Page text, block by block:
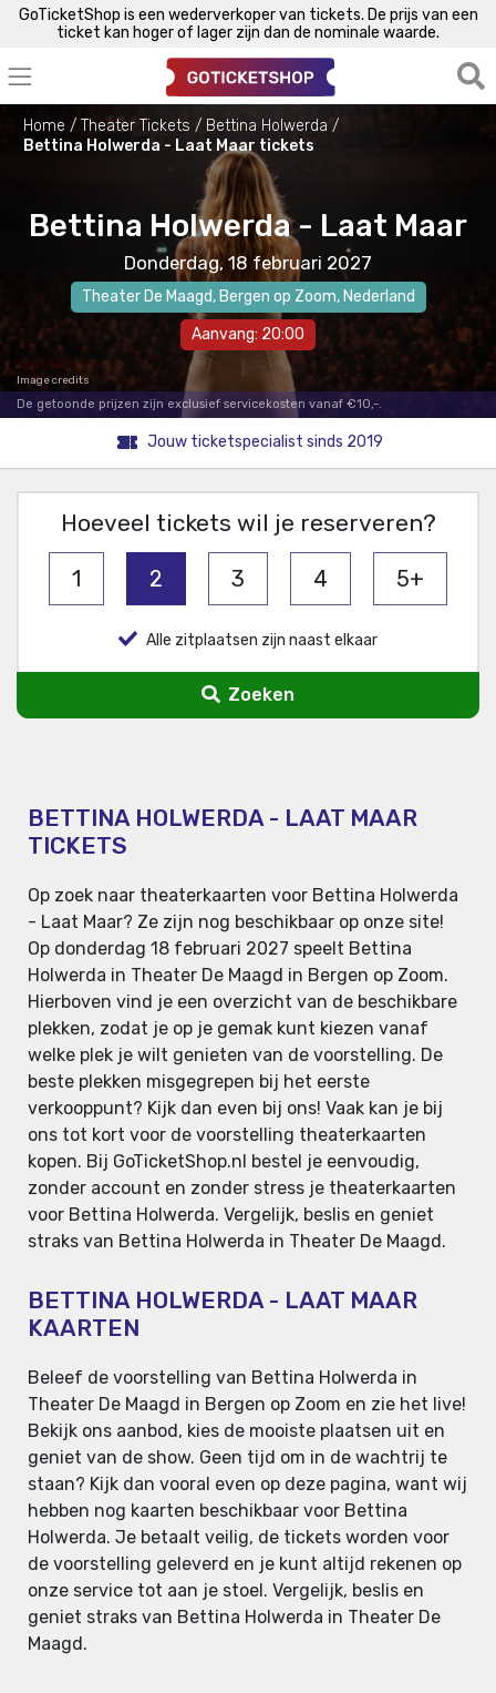
GoTicketShop is een wederverkoper van tickets. De prijs van een
ticket kan hoger of lager zijn dan de nominale waarde.
Home Theater Tickets
Bettina Holwerda
Bettina Holwerda - Laat Maar tickets
Bettina Holwerda - Laat Maar
Donderdag, 18 februari 2027
Theater De Maagd, Bergen op Zoom, Nederland
Aanvang: 20:00
Image credits
De getoonde prijzen zijn exclusief servicekosten vanaf €10,-.
Jouw ticketspecialist sinds 2019
Hoeveel tickets wil je reserveren?
1 2 3 4 5+
Alle zitplaatsen zijn naast elkaar
Zoeken
BETTINA HOLWERDA - LAAT MAAR
TICKETS
Op zoek naar theaterkaarten voor Bettina Holwerda
- Laat Maar? Ze zijn nog beschikbaar op onze site!
Op donderdag 18 februari 2027 speelt Bettina
Holwerda in Theater De Maagd in Bergen op Zoom.
Hierboven vind je een overzicht van de beschikbare
plekken, zodat je op je gemak kunt kiezen vanaf
welke plek je wilt genieten van de voorstelling. De
beste plekken misgegrepen bij het eerste
verkooppunt? Kijk dan even bij ons! Vaak kan je bij
ons tot kort voor de voorstelling theaterkaarten
kopen. Bij GoTicketShop.nl bestel je eenvoudig,
zonder account en zonder stress je theaterkaarten
voor Bettina Holwerda. Vergelijk, beslis en geniet
straks van Bettina Holwerda in Theater De Maagd.
BETTINA HOLWERDA - LAAT MAAR
KAARTEN
Beleef de voorstelling van Bettina Holwerda in
Theater De Maagd in Bergen op Zoom en zie het live!
Bekijk ons aanbod, kies de mooiste plaatsen uit en
geniet van de show. Geen tijd om in de wachtrij te
staan? Kijk dan vooral even op deze pagina, want wij
hebben nog kaarten beschikbaar voor Bettina
Holwerda. Je betaalt veilig, de tickets worden voor
de voorstelling geleverd en je kunt altijd rekenen op
onze service tot aan je stoel. Vergelijk, beslis en
geniet straks van Bettina Holwerda in Theater De
Maagd.